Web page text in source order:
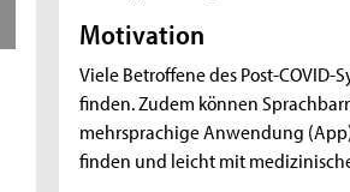
Motivation
Viele Betroffene des Post-
finden. Zudem können
mehrsprachige Anwendung
finden und leicht mit